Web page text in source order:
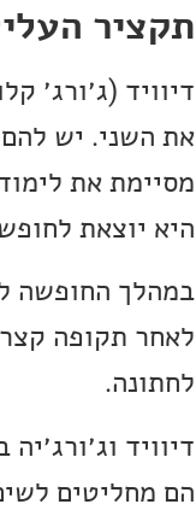
תקציר
דיוויד (ג׳ורג׳
את השני. יש להם
מסיימת את
היא יוצאת
במהלך החופשה
לאחר תקופה
לחתונה.
דיוויד
הם מחליטים